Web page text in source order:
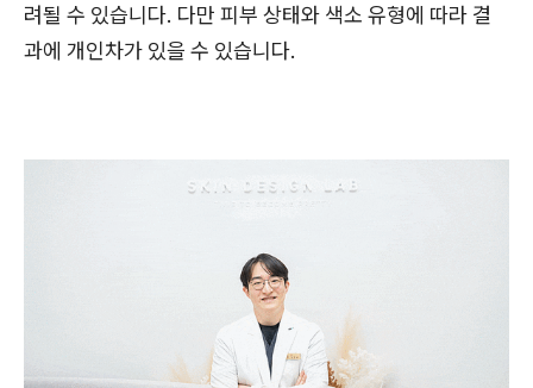
려될 수 있습니다. 다만 피부 상태와 색소 유형에 따라 결
과에 개인차가 있을 수 있습니다.